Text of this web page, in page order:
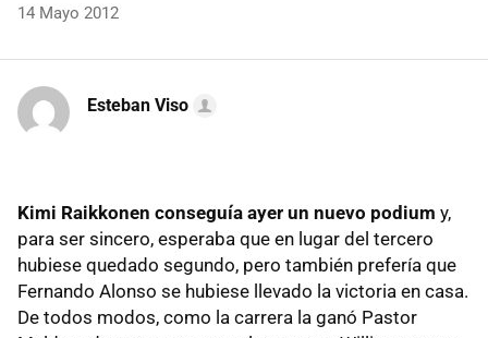
14 Mayo 2012
Esteban Viso
Kimi Raikkonen conseguía ayer un nuevo podium y,
para ser sincero, esperaba que en lugar del tercero
hubiese quedado segundo, pero también prefería que
Fernando Alonso se hubiese llevado la victoria en casa.
De todos modos, como la carrera la ganó Pastor